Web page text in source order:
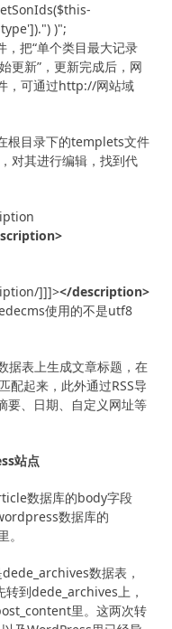
)";
把“单个类目最大记录
更新”，更新完成后，网
，可通过http://网站域
根目录下的templets文件
对其进行编辑，找到代
]]]></description>
使用的不是utf8
表上生成文章标题，在
配起来，此外通过RSS导
要、日期、自定义网址等
站点
数据库的body字段
数据库的
数据表，
到dede_archives上，
里。这两次转